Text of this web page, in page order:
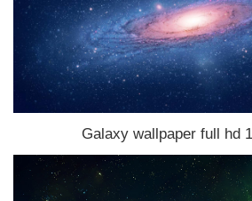
Galaxy wallpaper full hd